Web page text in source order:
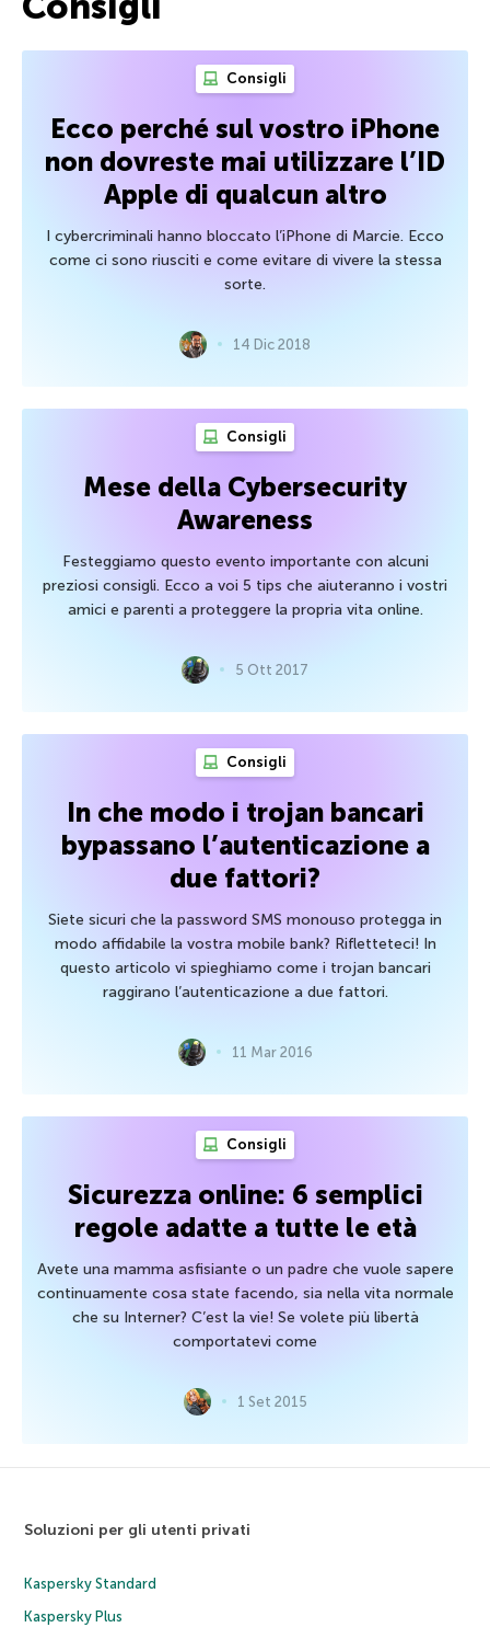
Consigli
Ecco perché sul vostro iPhone
non dovreste mai utilizzare l’ID
Apple di qualcun altro
I cybercriminali hanno bloccato l’iPhone di Marcie. Ecco
come ci sono riusciti e come evitare di vivere la stessa
sorte.
14 Dic 2018
Consigli
Mese della Cybersecurity
Awareness
Festeggiamo questo evento importante con alcuni
preziosi consigli. Ecco a voi 5 tips che aiuteranno i vostri
amici e parenti a proteggere la propria vita online.
5 Ott 2017
Consigli
In che modo i trojan bancari
bypassano l’autenticazione a
due fattori?
Siete sicuri che la password SMS monouso protegga in
modo affidabile la vostra mobile bank? Rifletteteci! In
questo articolo vi spieghiamo come i trojan bancari
raggirano l’autenticazione a due fattori.
11 Mar 2016
Consigli
Sicurezza online: 6 semplici
regole adatte a tutte le età
Avete una mamma asfisiante o un padre che vuole sapere
continuamente cosa state facendo, sia nella vita normale
che su Interner? C’est la vie! Se volete più libertà
comportatevi come
1 Set 2015
Soluzioni per gli utenti privati
Kaspersky Standard
Kaspersky Plus